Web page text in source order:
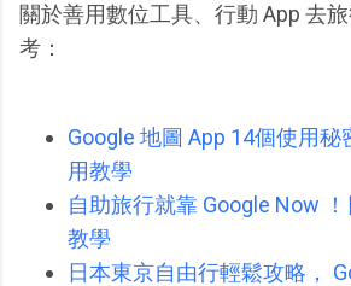
關於善用數位工具、行動 App 去
考：
Google 地圖 App 14個使用秘
用教學
自助旅行就靠 Google Now
教學
日本東京自由行輕鬆攻略，